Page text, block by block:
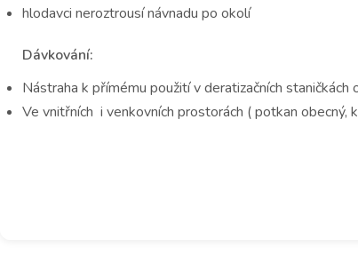
hlodavci neroztrousí návnadu po okolí
Dávkování:
Nástraha k přímému použití v deratizačních
Ve vnitřních i venkovních prostorách ( potkan obecný,